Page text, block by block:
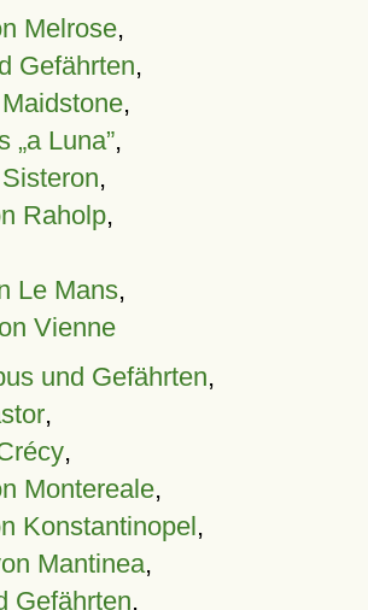
Melrose,
Gefährten,
,
„a Luna”,
,
Raholp,
Le Mans,
Vienne
und Gefährten,
,
,
Montereale,
Konstantinopel,
Mantinea,
Gefährten,